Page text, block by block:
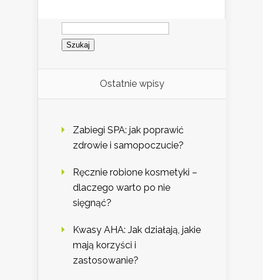
Szukaj:
Ostatnie wpisy
Zabiegi SPA: jak poprawić
zdrowie i samopoczucie?
Ręcznie robione kosmetyki –
dlaczego warto po nie
sięgnąć?
Kwasy AHA: Jak działają, jakie
mają korzyści i
zastosowanie?